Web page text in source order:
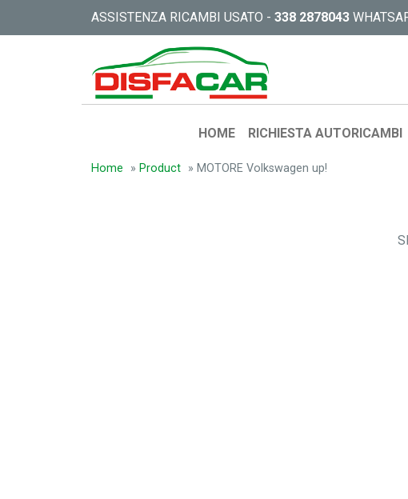
ASSISTENZA RICAMBI USATO - 338 2878043
HOME RICHIESTA AUTORICAMBI
Home » Product » MOTORE Volkswagen up!